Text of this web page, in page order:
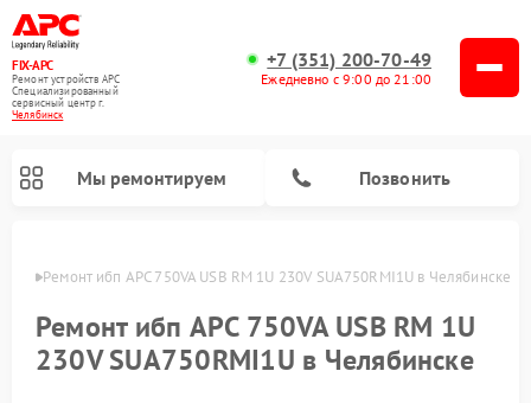
FIX-APC
Ремонт устройств APC
Специализированный
cервисный центр г.
Челябинск
+7 (351) 200-70-49
Ежедневно с 9:00 до 21:00
Мы ремонтируем Позвонить
Ремонт ибп APC 750VA USB RM 1U 230V SUA750RMI1U в Челябинске
Ремонт ибп APC 750VA USB RM 1U
230V SUA750RMI1U в Челябинске